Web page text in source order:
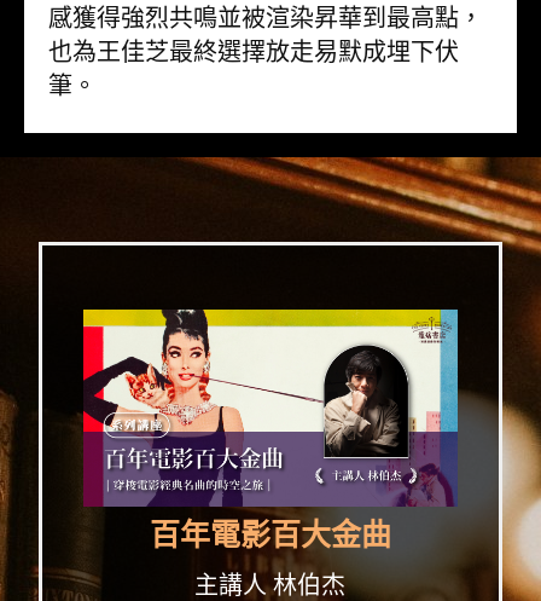
感獲得強烈共鳴並被渲染昇華到最高點，
也為王佳芝最終選擇放走易默成埋下伏
筆。
百年電影百大金曲
主講人 林伯杰